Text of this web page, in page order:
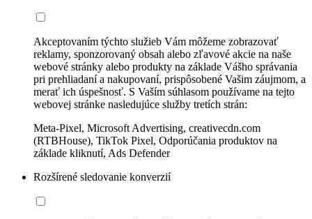
Akceptovaním týchto služieb Vám môžeme zobrazovať
reklamy, sponzorovaný obsah alebo zľavové akcie na naše
webové stránky alebo produkty na základe Vášho správania
pri prehliadaní a nakupovaní, prispôsobené Vašim záujmom, a
merať ich úspešnosť. S Vaším súhlasom používame na tejto
webovej stránke nasledujúce služby tretích strán:
Meta-Pixel, Microsoft Advertising, creativecdn.com
(RTBHouse), TikTok Pixel, Odporúčania produktov na
základe kliknutí, Ads Defender
Rozšírené sledovanie konverzií